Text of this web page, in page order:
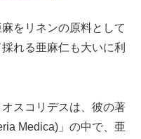
をリネンの原料として
れる亜麻仁も大いに利
スコリデスは、彼の著
Medica)」の中で、亜